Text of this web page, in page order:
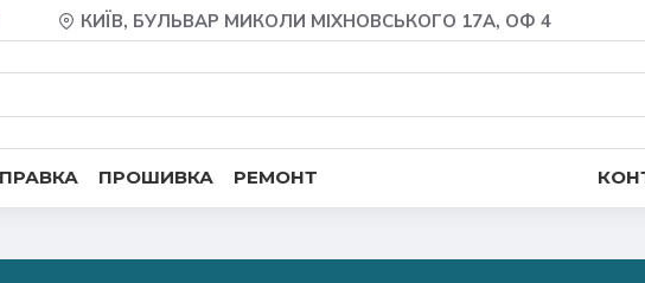
КИЇВ, БУЛЬВАР МИКОЛИ МІХНОВСЬКОГО 17А, ОФ 4
ПРОШИВКА РЕМОНТ